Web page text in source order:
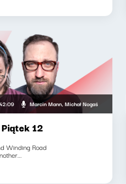
Marcin Mann, Michał Nogaś
12
Winding Road